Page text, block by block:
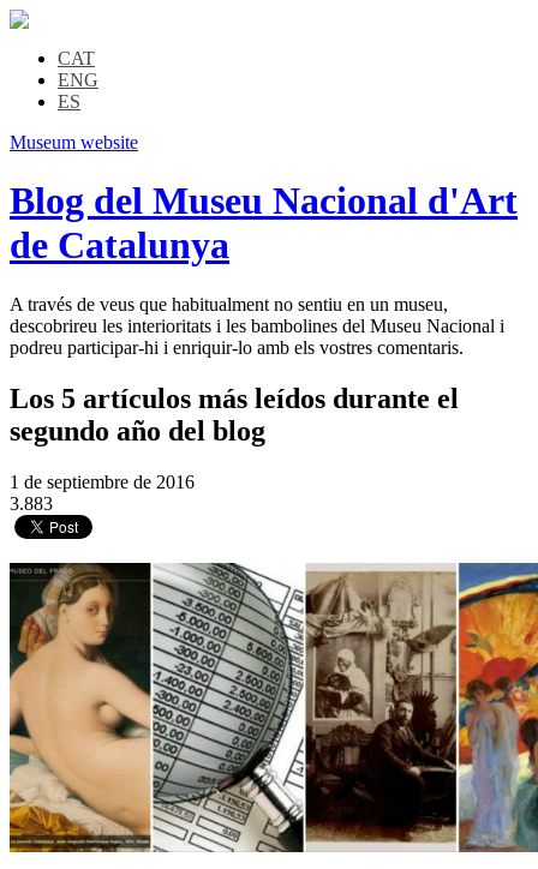
CAT
ENG
ES
Museum website
Blog del Museu Nacional d'Art
de Catalunya
A través de veus que habitualment no sentiu en un museu,
descobrireu les interioritats i les bambolines del Museu Nacional i
podreu participar-hi i enriquir-lo amb els vostres comentaris.
Los 5 artículos más leídos durante el
segundo año del blog
1 de septiembre de 2016
3.883